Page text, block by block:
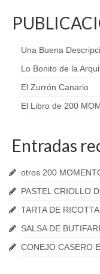
Una Buena
Lo Bonito de la
El Zurrón Canario
El Libro de 200
Entradas
otros 200
PASTEL CRIOLLO
TARTA DE RICOTTA
SALSA DE
CONEJO CASERO